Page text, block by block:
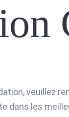
veuillez
dans les